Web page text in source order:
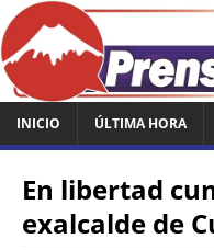
INICIO ÚLTIMA HORA
En libertad
exalcalde de